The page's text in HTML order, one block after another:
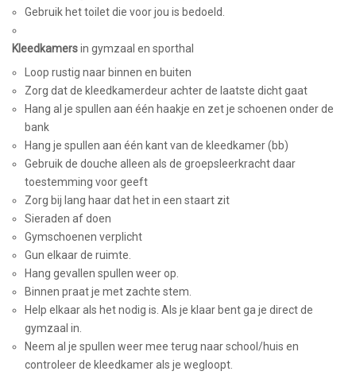
Gebruik het toilet die voor jou is bedoeld.
Kleedkamersin gymzaal en sporthal
Loop rustig naar binnen en buiten
Zorg dat de kleedkamerdeur achter de laatste dicht gaat
Hang al je spullen aan één haakje en zet je schoenen onder de
bank
Hang je spullen aan één kant van de kleedkamer (bb)
Gebruik de douche alleen als de groepsleerkracht daar
toestemming voor geeft
Zorg bij lang haar dat het in een staart zit
Sieraden af doen
Gymschoenen verplicht
Gun elkaar de ruimte.
Hang gevallen spullen weer op.
Binnen praat je met zachte stem.
Help elkaar als het nodig is. Als je klaar bent ga je direct de
gymzaal in.
Neem al je spullen weer mee terug naar school/huis en
controleer de kleedkamer als je wegloopt.